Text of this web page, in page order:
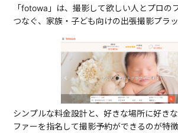
「fotowa」は、撮影して欲しい人とプロの
つなぐ、家族・子ども向けの出張撮影プラッ
シンプルな料金設計と、好きな場所に好き
ファーを指名して撮影予約ができるのが特